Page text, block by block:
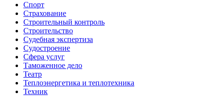
Спорт
Страхование
Строительный контроль
Строительство
Судебная экспертиза
Судостроение
Сфера услуг
Таможенное дело
Театр
Теплоэнергетика и теплотехника
Техник